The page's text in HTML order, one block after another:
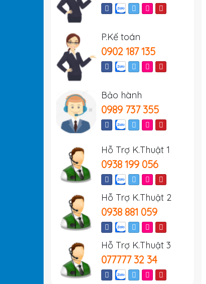
P.Kế toán
0902 187 135
Bảo hành
0989 737 355
Hỗ Trợ K.Thuật 1
0938 199 056
Hỗ Trợ K.Thuật 2
0938 881 059
Hỗ Trợ K.Thuật 3
077777 32 34